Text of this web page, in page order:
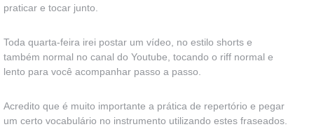
praticar e tocar junto.
Toda quarta-feira irei postar um vídeo, no estilo shorts e
também normal no canal do Youtube, tocando o riff normal e
lento para você acompanhar passo a passo.
Acredito que é muito importante a prática de repertório e pegar
um certo vocabulário no instrumento utilizando estes fraseados.